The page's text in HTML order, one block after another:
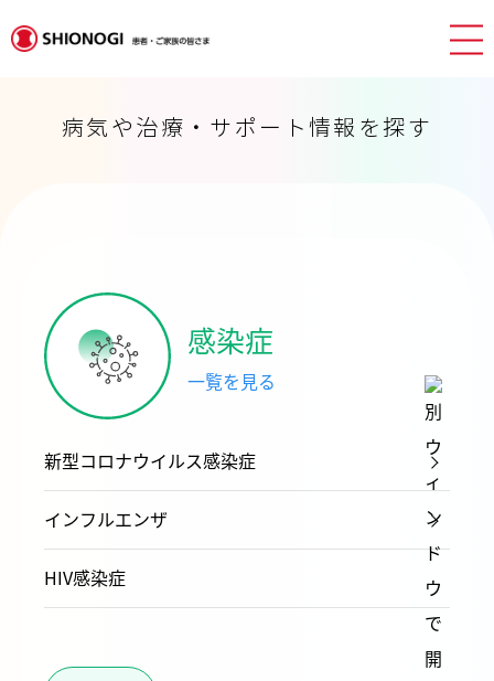
病気や治療・サポート情報を探す
感染症
一覧を見る
新型コロナウイルス感染症
インフルエンザ
HIV感染症